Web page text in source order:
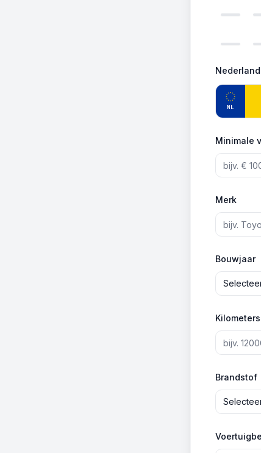
Nederland
NL
Minimale
Merk
Bouwjaar
Kilometers
Brandstof